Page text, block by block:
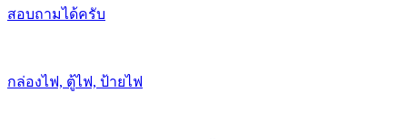
สอบถามได้ครับ
กล่องไฟ, ตู้ไฟ, ป้ายไฟ